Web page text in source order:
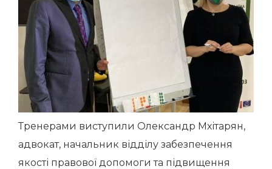
Тренерами виступили Олександр Мхітарян,
адвокат, начальник відділу забезпечення
якості правової допомоги та підвищення